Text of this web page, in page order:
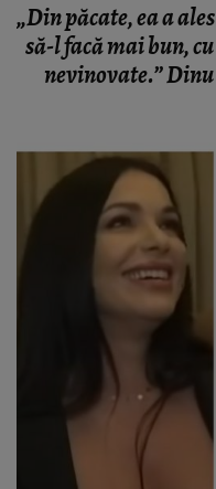
„Din păcate, ea a
să-l facă mai bun,
nevinovate.”